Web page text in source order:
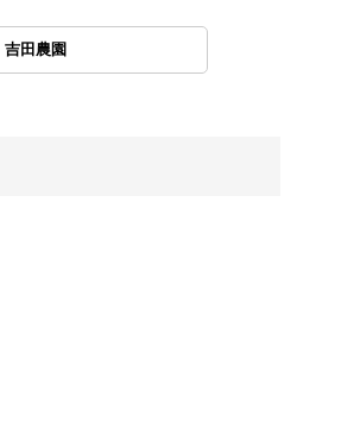
吉田農園